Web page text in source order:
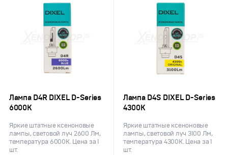
Лампа D4R DIXEL D-Series
6000K
Яркие штатные ксеноновые
лампы, световой луч 2600 Лм,
температура 6000K. Цена за 1
шт.
Лампа D4S DIXEL D-Series
4300K
Яркие штатные ксеноновые
лампы, световой луч 3100 Лм,
температура 4300K. Цена за 1
шт.